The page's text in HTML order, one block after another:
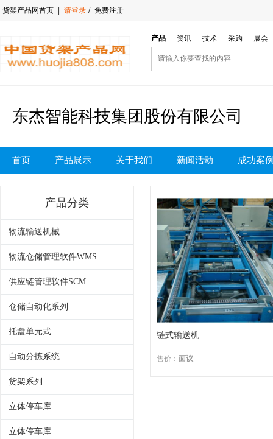
货架产品网首页 请登录 / 免费注册
产品 资讯 技术 采购 展会
东杰智能科技集团股份有限公司
首页 产品展示 关于我们 新闻活动 成功案
产品分类
物流输送机械
物流仓储管理软件WMS
供应链管理软件SCM
仓储自动化系列
托盘单元式
自动分拣系统
货架系列
立体停车库
立体停车库
链式输送机
售价： 面议